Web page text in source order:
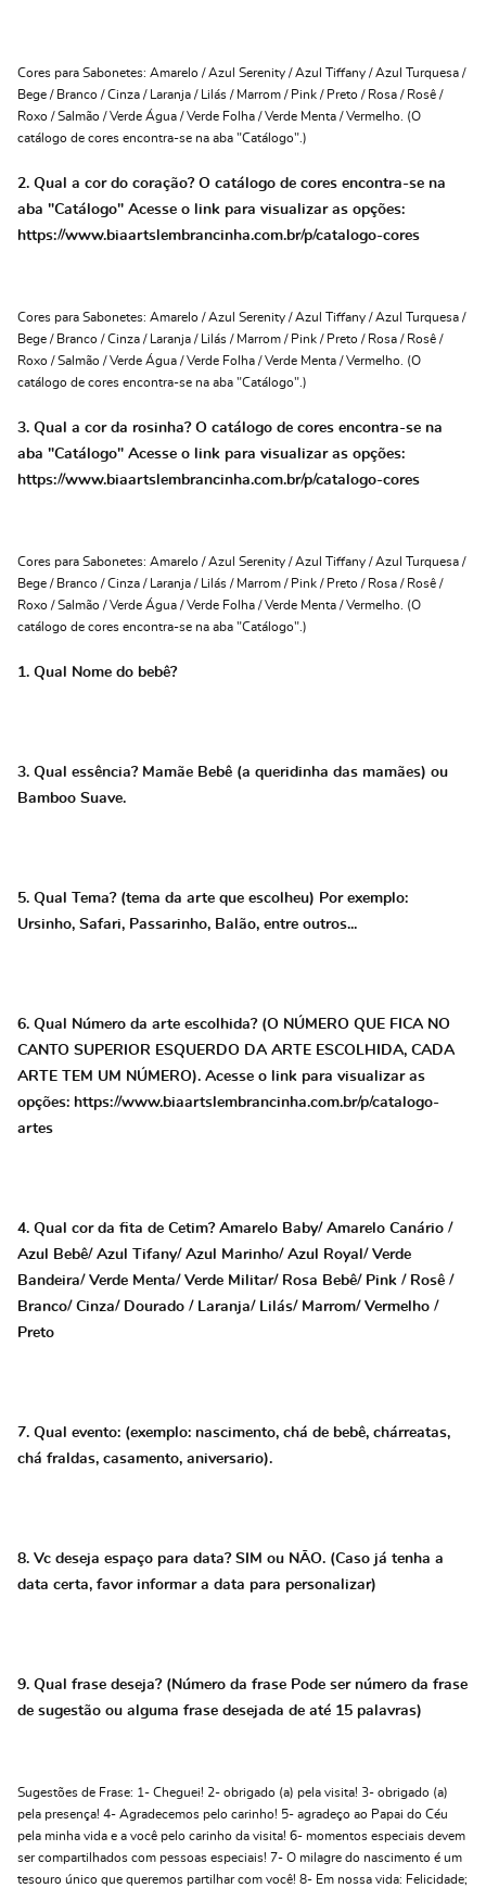
Cores para Sabonetes: Amarelo / Azul Serenity / Azul Tiffany / Azul Turquesa /
Bege / Branco / Cinza / Laranja / Lilás / Marrom / Pink / Preto / Rosa / Rosê /
Roxo / Salmão / Verde Água / Verde Folha / Verde Menta / Vermelho. (O
catálogo de cores encontra-se na aba "Catálogo".)
2. Qual a cor do coração? O catálogo de cores encontra-se na
aba "Catálogo" Acesse o link para visualizar as opções:
https://www.biaartslembrancinha.com.br/p/catalogo-cores
Cores para Sabonetes: Amarelo / Azul Serenity / Azul Tiffany / Azul Turquesa /
Bege / Branco / Cinza / Laranja / Lilás / Marrom / Pink / Preto / Rosa / Rosê /
Roxo / Salmão / Verde Água / Verde Folha / Verde Menta / Vermelho. (O
catálogo de cores encontra-se na aba "Catálogo".)
3. Qual a cor da rosinha? O catálogo de cores encontra-se na
aba "Catálogo" Acesse o link para visualizar as opções:
https://www.biaartslembrancinha.com.br/p/catalogo-cores
Cores para Sabonetes: Amarelo / Azul Serenity / Azul Tiffany / Azul Turquesa /
Bege / Branco / Cinza / Laranja / Lilás / Marrom / Pink / Preto / Rosa / Rosê /
Roxo / Salmão / Verde Água / Verde Folha / Verde Menta / Vermelho. (O
catálogo de cores encontra-se na aba "Catálogo".)
1. Qual Nome do bebê?
3. Qual essência? Mamãe Bebê (a queridinha das mamães) ou
Bamboo Suave.
5. Qual Tema? (tema da arte que escolheu) Por exemplo:
Ursinho, Safari, Passarinho, Balão, entre outros...
6. Qual Número da arte escolhida? (O NÚMERO QUE FICA NO
CANTO SUPERIOR ESQUERDO DA ARTE ESCOLHIDA, CADA
ARTE TEM UM NÚMERO). Acesse o link para visualizar as
opções: https://www.biaartslembrancinha.com.br/p/catalogo-
artes
4. Qual cor da fita de Cetim? Amarelo Baby/ Amarelo Canário /
Azul Bebê/ Azul Tifany/ Azul Marinho/ Azul Royal/ Verde
Bandeira/ Verde Menta/ Verde Militar/ Rosa Bebê/ Pink / Rosê /
Branco/ Cinza/ Dourado / Laranja/ Lilás/ Marrom/ Vermelho /
Preto
7. Qual evento: (exemplo: nascimento, chá de bebê, chárreatas,
chá fraldas, casamento, aniversario).
8. Vc deseja espaço para data? SIM ou NÃO. (Caso já tenha a
data certa, favor informar a data para personalizar)
9. Qual frase deseja? (Número da frase Pode ser número da frase
de sugestão ou alguma frase desejada de até 15 palavras)
Sugestões de Frase: 1- Cheguei! 2- obrigado (a) pela visita! 3- obrigado (a)
pela presença! 4- Agradecemos pelo carinho! 5- agradeço ao Papai do Céu
pela minha vida e a você pelo carinho da visita! 6- momentos especiais devem
ser compartilhados com pessoas especiais! 7- O milagre do nascimento é um
tesouro único que queremos partilhar com você! 8- Em nossa vida: Felicidade;